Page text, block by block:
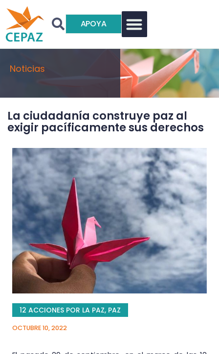
APOYA
Noticias
La ciudadanía construye paz al
exigir pacíficamente sus derechos
12 ACCIONES POR LA PAZ, PAZ
OCTUBRE 10, 2022